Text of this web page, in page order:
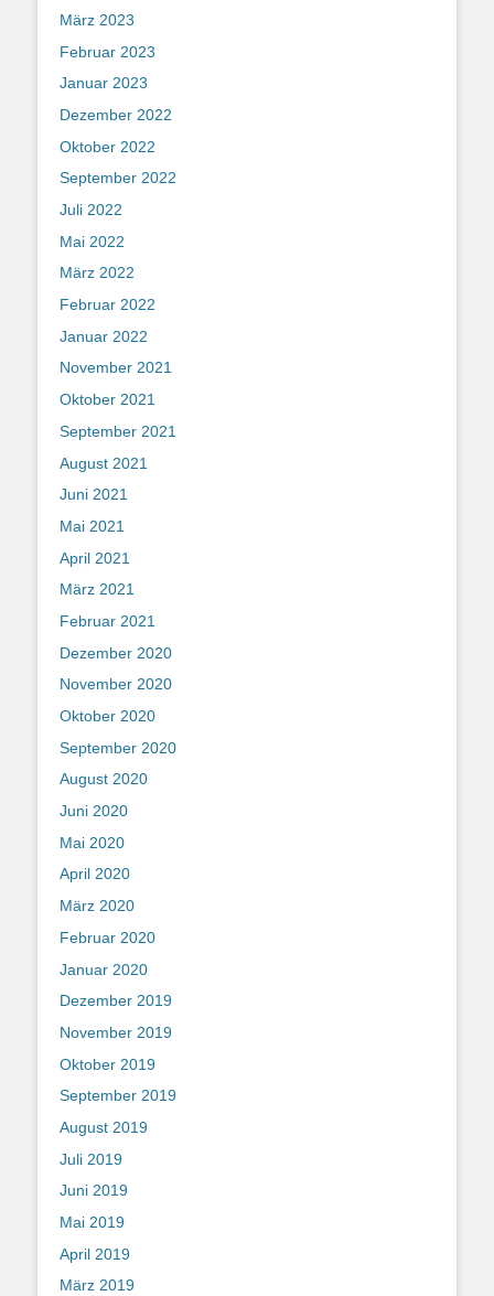
März 2023
Februar 2023
Januar 2023
Dezember 2022
Oktober 2022
September 2022
Juli 2022
Mai 2022
März 2022
Februar 2022
Januar 2022
November 2021
Oktober 2021
September 2021
August 2021
Juni 2021
Mai 2021
April 2021
März 2021
Februar 2021
Dezember 2020
November 2020
Oktober 2020
September 2020
August 2020
Juni 2020
Mai 2020
April 2020
März 2020
Februar 2020
Januar 2020
Dezember 2019
November 2019
Oktober 2019
September 2019
August 2019
Juli 2019
Juni 2019
Mai 2019
April 2019
März 2019